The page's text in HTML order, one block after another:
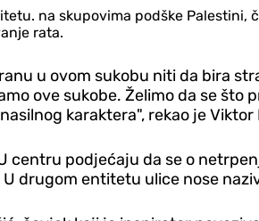
na skupovima podške
rata.
u ovom sukobu niti da bira
ove sukobe. Želimo da se
karaktera", rekao je
centru podjećaju da se o
drugom entitetu ulice nose